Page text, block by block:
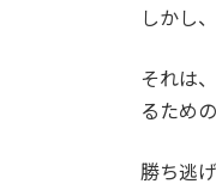
しかし
それは
るため
勝ち逃